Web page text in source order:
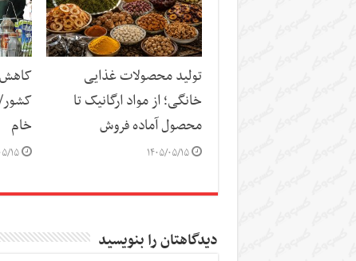
تولید محصولات غذایی
خانگی؛ از مواد ارگانیک تا
محصول آماده فروش
۱۴۰۵/۰۵/۱۵
کاهش
خام
دیدگاهتان را بنویسید